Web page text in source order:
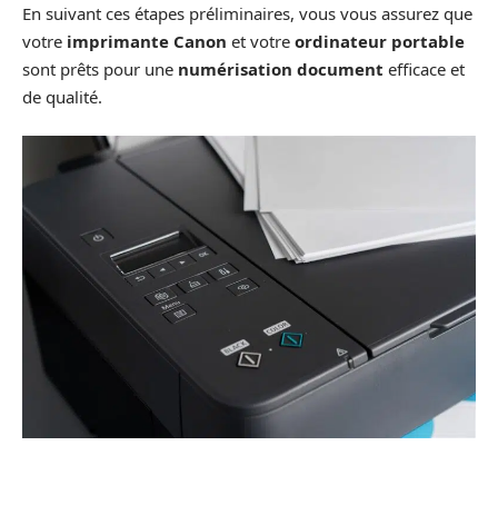
En suivant ces étapes préliminaires, vous vous assurez que
votre imprimante Canon et votre ordinateur portable
sont prêts pour une numérisation document efficace et
de qualité.